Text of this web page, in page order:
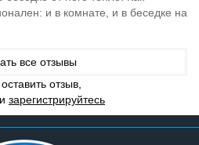
и в комнате, и в беседке на
все отзывы
отзыв,
зарегистрируйтесь